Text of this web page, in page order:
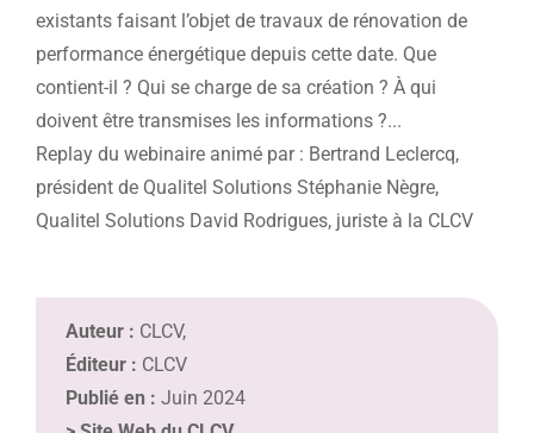
existants faisant l’objet de travaux de rénovation de
performance énergétique depuis cette date. Que
contient-il ? Qui se charge de sa création ? À qui
doivent être transmises les informations ?...
Replay du webinaire animé par : Bertrand Leclercq,
président de Qualitel Solutions Stéphanie Nègre,
Qualitel Solutions David Rodrigues, juriste à la CLCV
Auteur : CLCV,
Éditeur : CLCV
Publié en : Juin 2024